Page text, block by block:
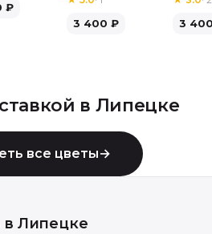
₽
шт
3 400 ₽ 3
в Липецке
все цветы→
в Липецке